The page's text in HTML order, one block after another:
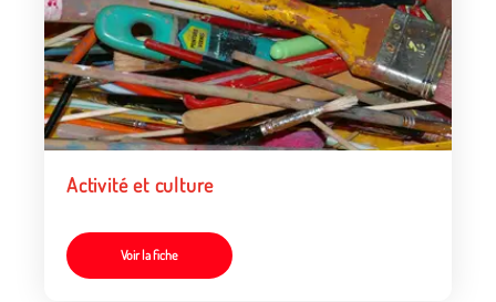
Activité et culture
Voir la fiche